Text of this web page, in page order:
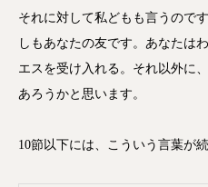
それに対して私どもも言うので
しもあなたの友です。あなたは
エスを受け入れる。それ以外に
あろうかと思います。
10節以下には、こういう言葉が